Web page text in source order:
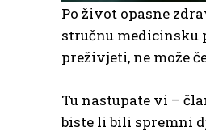
Po život opasne
stručnu medicinsku
preživjeti, ne može
Tu nastupate vi –
biste li bili spremni